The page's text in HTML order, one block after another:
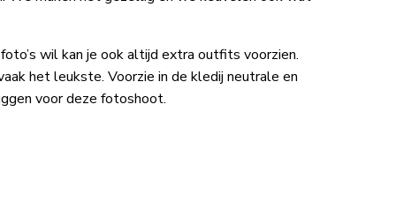
wil kan je ook altijd extra outfits voorzien.
het leukste. Voorzie in de kledij neutrale en
voor deze fotoshoot.